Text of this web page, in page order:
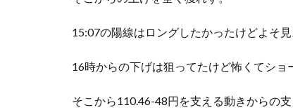
15:07の陽線はロングしたかったけどよそ見
16時からの下げは狙ってたけど怖くてショ
そこから110.46-48円を支える動きからの